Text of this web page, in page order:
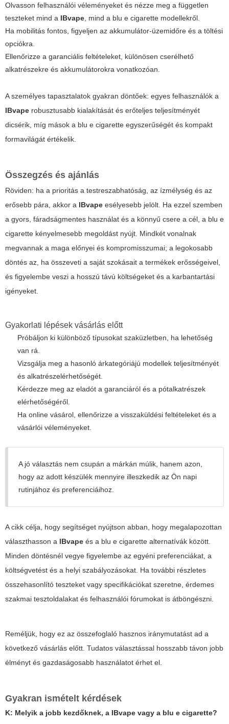
Olvasson felhasználói véleményeket és nézze meg a független
teszteket mind a IBvape , mind a blu e cigarette modellekről.
Ha mobilitás fontos, figyeljen az akkumulátor-üzemidőre és a töltési
opciókra.
Ellenőrizze a garanciális feltételeket, különösen cserélhető
alkatrészekre és akkumulátorokra vonatkozóan.
A személyes tapasztalatok gyakran döntőek: egyes felhasználók a
IBvape robusztusabb kialakítását és erőteljes teljesítményét
dicsérik, míg mások a blu e cigarette egyszerűségét és kompakt
formavilágát értékelik.
Összegzés és ajánlás
Röviden: ha a prioritás a testreszabhatóság, az ízmélység és az
erősebb pára, akkor a IBvape esélyesebb jelölt. Ha ezzel szemben
a gyors, fáradságmentes használat és a könnyű csere a cél, a blu e
cigarette kényelmesebb megoldást nyújt. Mindkét vonalnak
megvannak a maga előnyei és kompromisszumai; a legokosabb
döntés az, ha összeveti a saját szokásait a termékek erősségeivel,
és figyelembe veszi a hosszú távú költségeket és a karbantartási
igényeket.
Gyakorlati lépések vásárlás előtt
Próbáljon ki különböző típusokat szaküzletben, ha lehetőség
van rá.
Vizsgálja meg a hasonló árkategóriájú modellek teljesítményét
és alkatrészelérhetőségét.
Kérdezze meg az eladót a garanciáról és a pótalkatrészek
elérhetőségéről.
Ha online vásárol, ellenőrizze a visszaküldési feltételeket és a
vásárlói véleményeket.
A jó választás nem csupán a márkán múlik, hanem azon,
hogy az adott készülék mennyire illeszkedik az Ön napi
rutinjához és preferenciáihoz.
A cikk célja, hogy segítséget nyújtson abban, hogy megalapozottan
választhasson a IBvape és a blu e cigarette alternatívák között.
Minden döntésnél vegye figyelembe az egyéni preferenciákat, a
költségvetést és a helyi szabályozásokat. Ha további részletes
összehasonlító teszteket vagy specifikációkat szeretne, érdemes
szakmai tesztoldalakat és felhasználói fórumokat is átböngészni.
Reméljük, hogy ez az összefoglaló hasznos iránymutatást ad a
következő vásárlás előtt. Tudatos választással hosszabb távon jobb
élményt és gazdaságosabb használatot érhet el.
Gyakran ismételt kérdések
K: Melyik a jobb kezdőknek, a IBvape vagy a blu e cigarette?